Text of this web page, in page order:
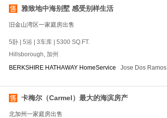
雅致地中海别墅 感受别样生活
旧金山湾区一家庭房出售
5卧 | 5浴 | 3车库 | 5300 SQ.FT.
Hillsborough, 加州
BERKSHIRE HATHAWAY HomeService
Jose Dos Ramos
卡梅尔（Carmel）最大的海滨房产
北加州一家庭房出售